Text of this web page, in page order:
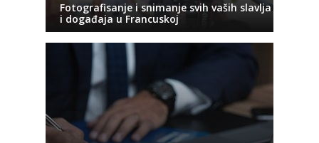
Fotografisanje i snimanje svih vaših slavlja
i događaja u Francuskoj